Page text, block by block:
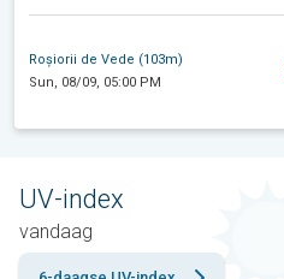
Roșiorii de Vede (103m)
Sun, 08/09, 05:00 PM
UV-index
vandaag